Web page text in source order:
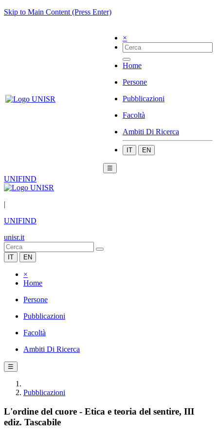
Skip to Main Content (Press Enter)
×
Home
Persone
Pubblicazioni
Facoltà
Ambiti Di Ricerca
IT EN
☰
UNIFIND
|
UNIFIND
unisr.it
IT EN
×
Home
Persone
Pubblicazioni
Facoltà
Ambiti Di Ricerca
☰
Pubblicazioni
L'ordine del cuore - Etica e teoria del sentire, III
ediz. Tascabile